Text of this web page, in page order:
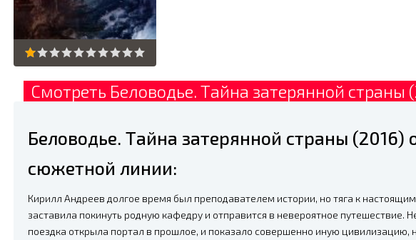
Смотреть Беловодье. Тайна затерянной страны
Беловодье. Тайна затерянной страны (2016)
сюжетной линии:
Кирилл Андреев долгое время был преподавателем истории, но тяга к
заставила покинуть родную кафедру и отправится в невероятное путешествие.
поездка открыла портал в прошлое, и показало совершенно иную цивилизацию,